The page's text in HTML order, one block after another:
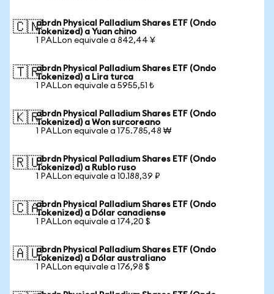
🇨🇳abrdn Physical Palladium Shares ETF (Ondo
Tokenized) a Yuan chino
1 PALLon equivale a 842,44 ¥
🇹🇷abrdn Physical Palladium Shares ETF (Ondo
Tokenized) a Lira turca
1 PALLon equivale a 5955,51 ₺
🇰🇷abrdn Physical Palladium Shares ETF (Ondo
Tokenized) a Won surcoreano
1 PALLon equivale a 175.785,48 ₩
🇷🇺abrdn Physical Palladium Shares ETF (Ondo
Tokenized) a Rublo ruso
1 PALLon equivale a 10.188,39 ₽
🇨🇦abrdn Physical Palladium Shares ETF (Ondo
Tokenized) a Dólar canadiense
1 PALLon equivale a 174,20 $
🇦🇺abrdn Physical Palladium Shares ETF (Ondo
Tokenized) a Dólar australiano
1 PALLon equivale a 176,98 $